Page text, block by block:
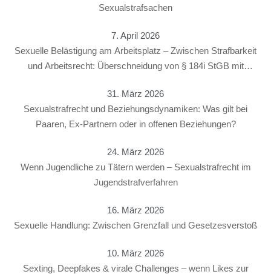
Sexualstrafsachen
7. April 2026
Sexuelle Belästigung am Arbeitsplatz – Zwischen Strafbarkeit
und Arbeitsrecht: Überschneidung von § 184i StGB mit
31. März 2026
Sexualstrafrecht und Beziehungsdynamiken: Was gilt bei
Paaren, Ex-Partnern oder in offenen Beziehungen?
24. März 2026
Wenn Jugendliche zu Tätern werden – Sexualstrafrecht im
Jugendstrafverfahren
16. März 2026
Sexuelle Handlung: Zwischen Grenzfall und Gesetzesverstoß
10. März 2026
Sexting, Deepfakes & virale Challenges – wenn Likes zur